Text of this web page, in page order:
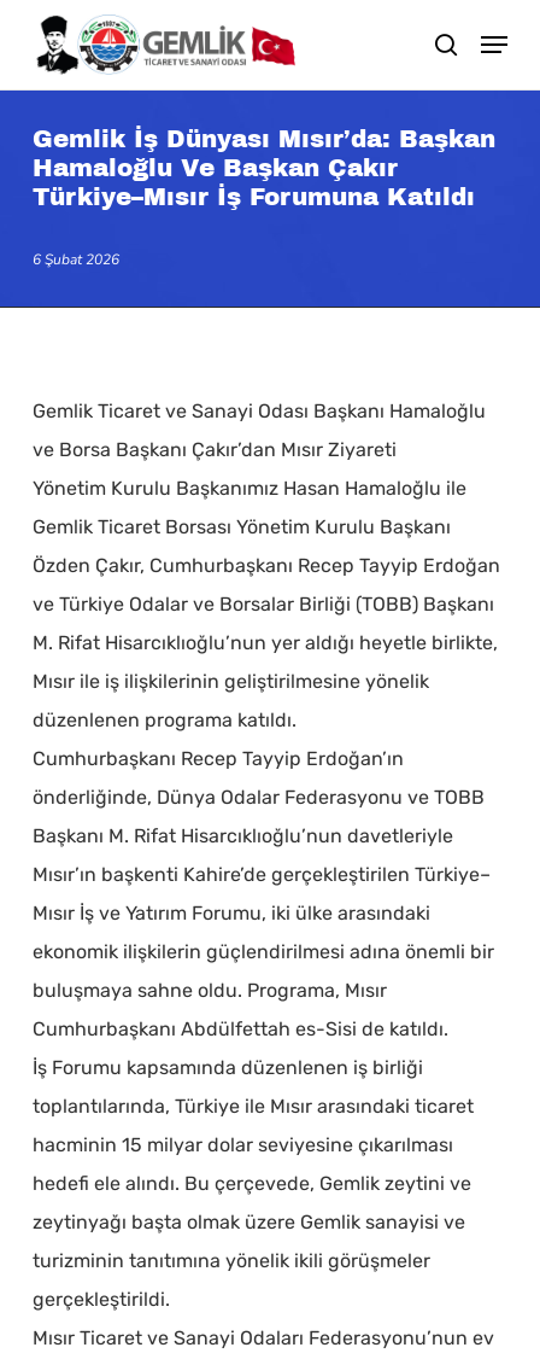
main
content
search
Gemlik İş Dünyası Mısır’da: Başkan
Hamaloğlu Ve Başkan Çakır
Türkiye–Mısır İş Forumuna Katıldı
6 Şubat 2026
Gemlik Ticaret ve Sanayi Odası Başkanı Hamaloğlu
ve Borsa Başkanı Çakır’dan Mısır Ziyareti
Yönetim Kurulu Başkanımız Hasan Hamaloğlu ile
Gemlik Ticaret Borsası Yönetim Kurulu Başkanı
Özden Çakır, Cumhurbaşkanı Recep Tayyip Erdoğan
ve Türkiye Odalar ve Borsalar Birliği (TOBB) Başkanı
M. Rifat Hisarcıklıoğlu’nun yer aldığı heyetle birlikte,
Mısır ile iş ilişkilerinin geliştirilmesine yönelik
düzenlenen programa katıldı.
Cumhurbaşkanı Recep Tayyip Erdoğan’ın
önderliğinde, Dünya Odalar Federasyonu ve TOBB
Başkanı M. Rifat Hisarcıklıoğlu’nun davetleriyle
Mısır’ın başkenti Kahire’de gerçekleştirilen Türkiye–
Mısır İş ve Yatırım Forumu, iki ülke arasındaki
ekonomik ilişkilerin güçlendirilmesi adına önemli bir
buluşmaya sahne oldu. Programa, Mısır
Cumhurbaşkanı Abdülfettah es-Sisi de katıldı.
İş Forumu kapsamında düzenlenen iş birliği
toplantılarında, Türkiye ile Mısır arasındaki ticaret
hacminin 15 milyar dolar seviyesine çıkarılması
hedefi ele alındı. Bu çerçevede, Gemlik zeytini ve
zeytinyağı başta olmak üzere Gemlik sanayisi ve
turizminin tanıtımına yönelik ikili görüşmeler
gerçekleştirildi.
Mısır Ticaret ve Sanayi Odaları Federasyonu’nun ev